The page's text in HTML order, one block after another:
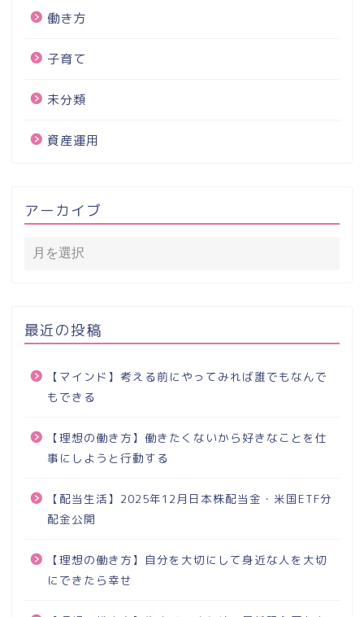
働き方
子育て
未分類
資産運用
アーカイブ
最近の投稿
【マインド】考える前にやってみれば誰でもなんで
もできる
【理想の働き方】働きたくないから好きなことを仕
事にしようと行動する
【配当生活】2025年12月日本株配当金・米国ETF分
配金公開
【理想の働き方】自分を大切にして身近な人を大切
にできたら幸せ